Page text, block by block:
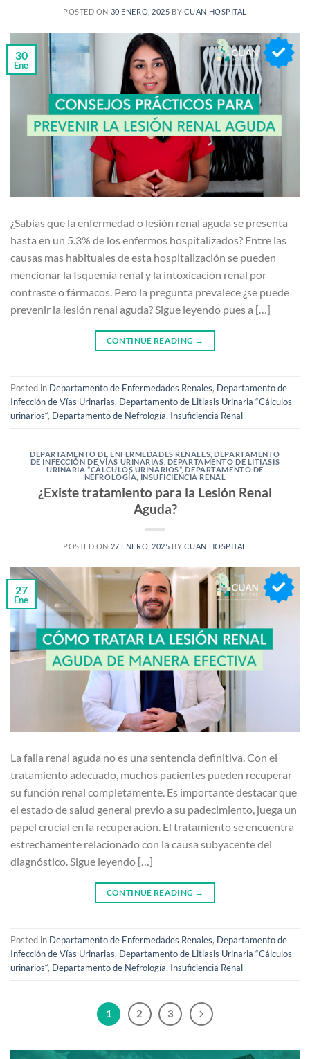
POSTED ON 30 ENERO, 2025 BY CUAN HOSPITAL
30
Ene
¿Sabías que la enfermedad o lesión renal aguda se presenta
hasta en un 5.3% de los enfermos hospitalizados? Entre las
causas mas habituales de esta hospitalización se pueden
mencionar la Isquemia renal y la intoxicación renal por
contraste o fármacos. Pero la pregunta prevalece ¿se puede
prevenir la lesión renal aguda? Sigue leyendo pues a […]
CONTINUE READING →
Posted in Departamento de Enfermedades Renales, Departamento de
Infección de Vías Urinarias, Departamento de Litiasis Urinaria “Cálculos
urinarios“, Departamento de Nefrología, Insuficiencia Renal
DEPARTAMENTO DE ENFERMEDADES RENALES ,DEPARTAMENTO
DE INFECCIÓN DE VÍAS URINARIAS DEPARTAMENTO DE LITIASIS
URINARIA “CÁLCULOS URINARIOS“,DEPARTAMENTO DE
NEFROLOGÍA INSUFICIENCIA RENAL
¿Existe tratamiento para la Lesión Renal
Aguda?
POSTED ON 27 ENERO, 2025 BY CUAN HOSPITAL
27
Ene
La falla renal aguda no es una sentencia definitiva. Con el
tratamiento adecuado, muchos pacientes pueden recuperar
su función renal completamente. Es importante destacar que
el estado de salud general previo a su padecimiento, juega un
papel crucial en la recuperación. El tratamiento se encuentra
estrechamente relacionado con la causa subyacente del
diagnóstico. Sigue leyendo […]
CONTINUE READING →
Posted in Departamento de Enfermedades Renales, Departamento de
Infección de Vías Urinarias, Departamento de Litiasis Urinaria “Cálculos
urinarios“, Departamento de Nefrología, Insuficiencia Renal
1 2 3